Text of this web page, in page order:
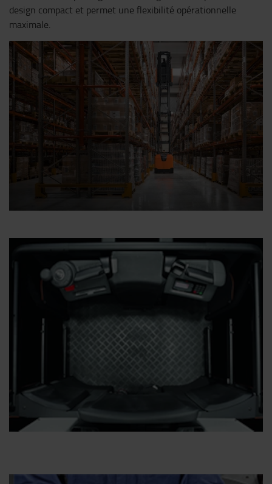
design compact et permet une flexibilité opérationnelle
maximale.